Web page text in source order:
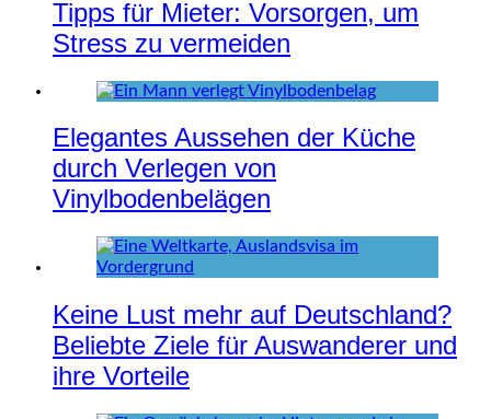
Tipps für Mieter: Vorsorgen, um
Stress zu vermeiden
Elegantes Aussehen der Küche
durch Verlegen von
Vinylbodenbelägen
Keine Lust mehr auf Deutschland?
Beliebte Ziele für Auswanderer und
ihre Vorteile